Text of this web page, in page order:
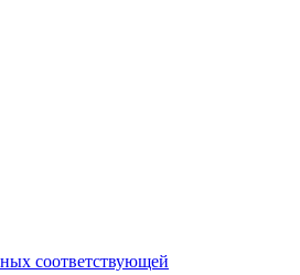
соответствующей